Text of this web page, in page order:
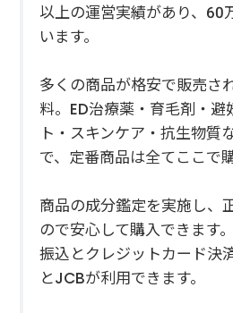
以上の運営実績があり、60
います。
多くの商品が格安で販売さ
料。ED治療薬・育毛剤・避
ト・スキンケア・抗生物質
で、定番商品は全てここで
商品の成分鑑定を実施し、
ので安心して購入できます
振込とクレジットカード
とJCBが利用できます。